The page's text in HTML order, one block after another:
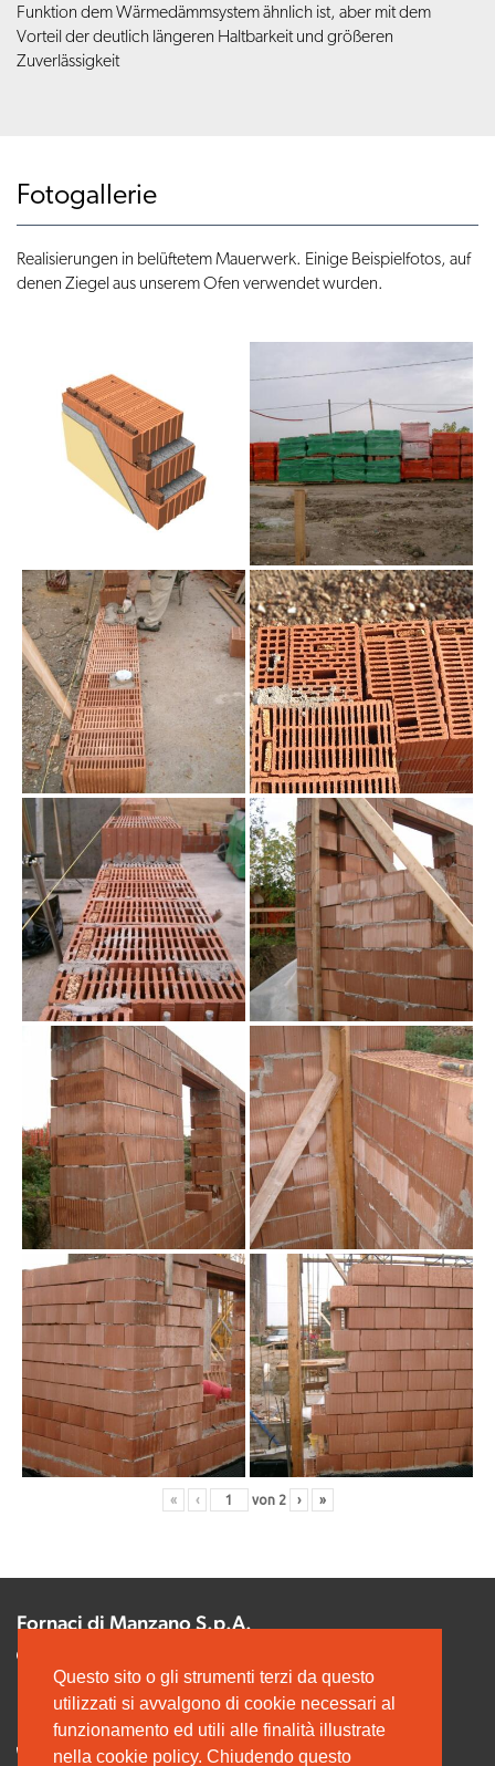
Questo sito o gli strumenti terzi da questo
utilizzati si avvalgono di cookie necessari al
funzionamento ed utili alle finalità illustrate
nella cookie policy. Chiudendo questo
Funktion dem Wärmedämmsystem ähnlich ist, aber mit dem
Vorteil der deutlich längeren Haltbarkeit und größeren
Zuverlässigkeit
Fotogallerie
Realisierungen in belüftetem Mauerwerk. Einige Beispielfotos, auf
denen Ziegel aus unserem Ofen verwendet wurden.
« ‹ von 2 › »
Fornaci di Manzano S.p.A.
33044 MANZANO (UD)
C.F. e P.IVA 00165000308
Tel. +39 0432 754732 - Fax +39 0432 754224